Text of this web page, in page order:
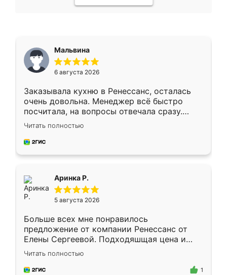
Мальвина
6 августа 2026
Заказывала кухню в Ренессанс, осталась
очень довольна. Менеджер всё быстро
посчитала, на вопросы отвечала сразу.
Замерщик приехал в субботу, подошёл к
делу со всей ответственностью. Собрали
за день, ребята работали аккуратно, даже
Читать полностью
Аринка Р.
5 августа 2026
Больше всех мне понравилось
предложение от компании Ренессанс от
Елены Сергеевой. Подходяшщая цена и
короткие сроки изготовления. Приехавший
для замера сотрудник Владислав
предложил по моему эскизу самый
Читать полностью
1